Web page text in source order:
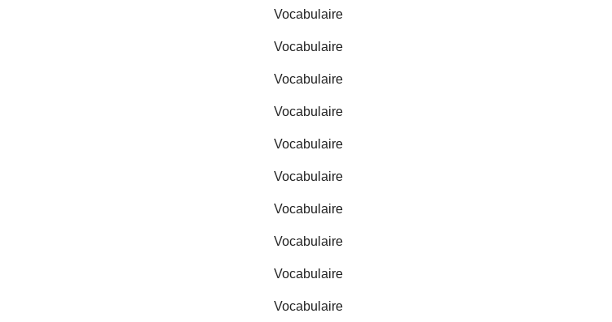
Vocabulaire
Vocabulaire
Vocabulaire
Vocabulaire
Vocabulaire
Vocabulaire
Vocabulaire
Vocabulaire
Vocabulaire
Vocabulaire